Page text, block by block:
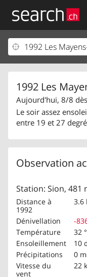
1992 Les
Aujourd'hui, 8/8
Le soir assez
entre 19 et 27
Observation
Station: Sion, 481
Distance à
1992
3.6
Dénivellation
-
Température
32
Ensoleillement
10
Précipitations
0
Vitesse du
vent
22
Votre inscription
Centre clients